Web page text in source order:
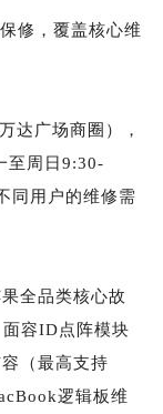
修，覆盖核心维
达广场商圈），
至周日9:30-
同用户的维修需
全品类核心故
容ID点阵模块
（最高支持
逻辑板维